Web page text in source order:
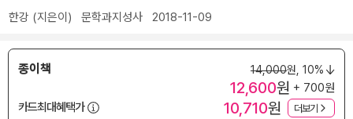
한강 (지은이) 문학과지성사 2018-11-09
종이책 14,000원, 10%
12,600원 + 700원
카드최대혜택가
10,710원 더보기